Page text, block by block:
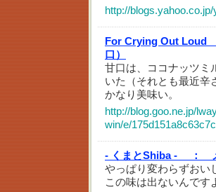
http://
For Crying Out Loud
口）
甘口は、ココナッツミ
いた（それとも最近辛
かなり美味い。
http://blog.goo.ne.jp/
win/e/
- くまとShiba - ：
やっぱり変わらずおい
この味は出ないんです